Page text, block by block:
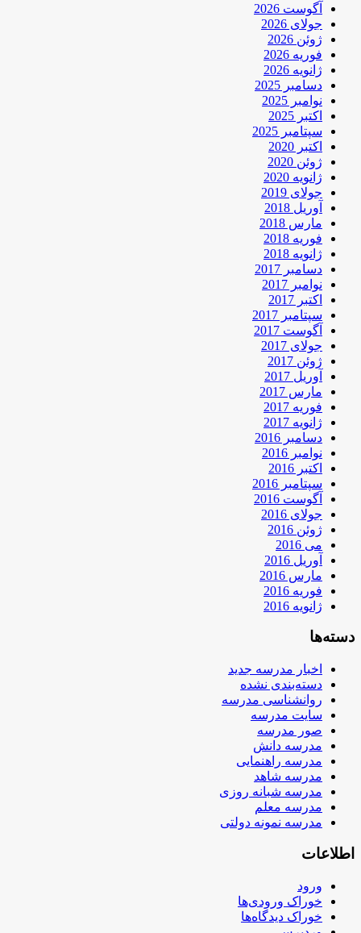
آگوست 2026
جولای 2026
ژوئن 2026
فوریه 2026
ژانویه 2026
دسامبر 2025
نوامبر 2025
اکتبر 2025
سپتامبر 2025
اکتبر 2020
ژوئن 2020
ژانویه 2020
جولای 2019
آوریل 2018
مارس 2018
فوریه 2018
ژانویه 2018
دسامبر 2017
نوامبر 2017
اکتبر 2017
سپتامبر 2017
آگوست 2017
جولای 2017
ژوئن 2017
آوریل 2017
مارس 2017
فوریه 2017
ژانویه 2017
دسامبر 2016
نوامبر 2016
اکتبر 2016
سپتامبر 2016
آگوست 2016
جولای 2016
ژوئن 2016
می 2016
آوریل 2016
مارس 2016
فوریه 2016
ژانویه 2016
دسته‌ها
اخبار مدرسه جدید
دسته‌بندی نشده
روانشناسی مدرسه
سایت مدرسه
صور مدرسه
مدرسه دانش
مدرسه راهنمایی
مدرسه شاهد
مدرسه شبانه روزی
مدرسه معلم
مدرسه نمونه دولتی
اطلاعات
ورود
خوراک ورودی‌ها
خوراک دیدگاه‌ها